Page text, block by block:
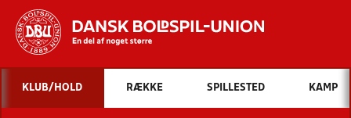
Hvad vil du søge efter?
INDHOLD OG NYHEDER
KLUB/HOLD RÆKKE SPILLESTED KAMP